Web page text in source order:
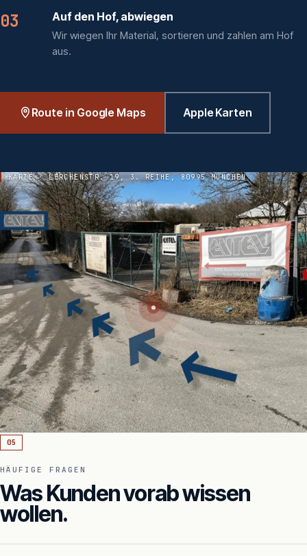
03 Auf den Hof, abwiegen
Wir wiegen Ihr Material, sortieren und zahlen am Hof
aus.
Route in Google Maps Apple Karten
KARTE · LERCHENSTR. 19, 3. REIHE, 80995 MÜNCHEN
05
HÄUFIGE FRAGEN
Was Kunden vorab wissen
wollen.